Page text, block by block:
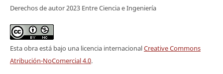
Derechos de autor 2023 Entre Ciencia e Ingeniería
Esta obra está bajo una licencia internacionalCreative Commons
Atribución-NoComercial 4.0.